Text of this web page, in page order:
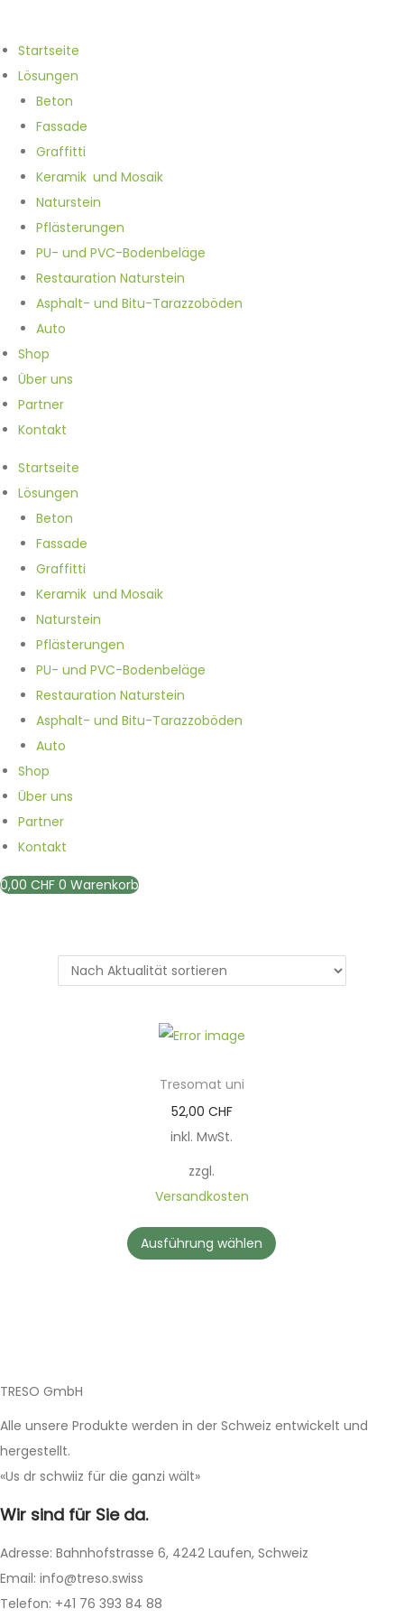
Startseite
Lösungen
Beton
Fassade
Graffitti
Keramik und Mosaik
Naturstein
Pflästerungen
PU- und PVC-Bodenbeläge
Restauration Naturstein
Asphalt- und Bitu-Tarazzoböden
Auto
Shop
Über uns
Partner
Kontakt
Startseite
Lösungen
Beton
Fassade
Graffitti
Keramik und Mosaik
Naturstein
Pflästerungen
PU- und PVC-Bodenbeläge
Restauration Naturstein
Asphalt- und Bitu-Tarazzoböden
Auto
Shop
Über uns
Partner
Kontakt
0,00 CHF 0 Warenkorb
Tresomat uni
52,00 CHF
inkl. MwSt.
zzgl.
Versandkosten
Ausführung wählen
D
i
s
s
P
TRESO GmbH
Alle unsere Produkte werden in der Schweiz entwickelt und
hergestellt.
«Us dr schwiiz für die ganzi wält»
Wir sind für Sie da.
Adresse: Bahnhofstrasse 6, 4242 Laufen, Schweiz
Email: info@treso.swiss
Telefon: +41 76 393 84 88